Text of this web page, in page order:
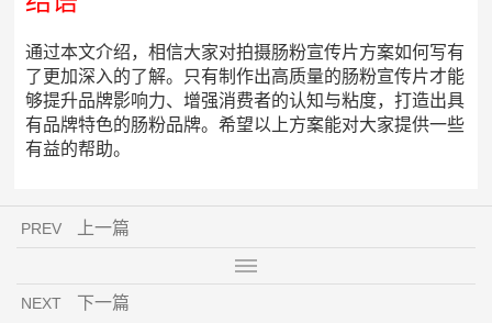
通过本文介绍，相信大家对拍摄肠粉宣传片方案如何写有
了更加深入的了解。只有制作出高质量的肠粉宣传片才能
够提升品牌影响力、增强消费者的认知与粘度，打造出具
有品牌特色的肠粉品牌。希望以上方案能对大家提供一些
有益的帮助。
PREV 上一篇
NEXT 下一篇